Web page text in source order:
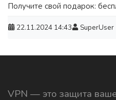
Получите свой подарок:
22.11.2024 14:43 SuperUser
VPN — это защита